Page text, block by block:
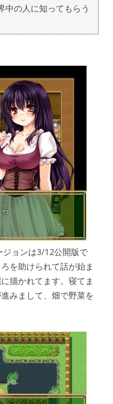
中の人に知ってもらう
ジョンは3/12公開版で
を助けられて話が始ま
描かれてます。寝てま
みまして、畑で野菜を